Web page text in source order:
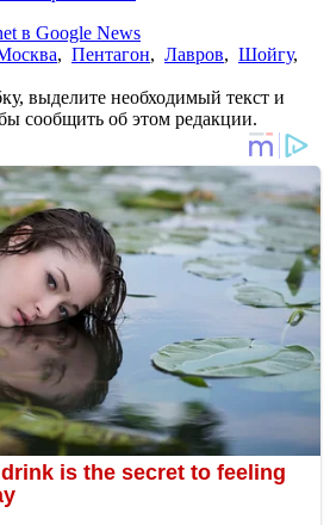
в Google News
, Пентагон, Лавров, Шойгу,
выделите необходимый текст и
сообщить об этом редакции.